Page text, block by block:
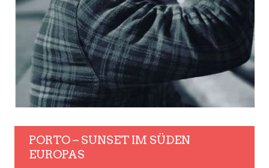
PORTO – SUNSET IM SÜDEN
EUROPAS